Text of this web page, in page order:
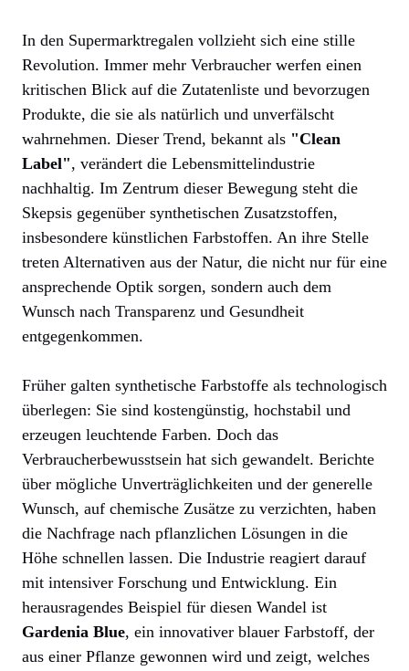
In den Supermarktregalen vollzieht sich eine stille
Revolution. Immer mehr Verbraucher werfen einen
kritischen Blick auf die Zutatenliste und bevorzugen
Produkte, die sie als natürlich und unverfälscht
wahrnehmen. Dieser Trend, bekannt als "Clean
Label", verändert die Lebensmittelindustrie
nachhaltig. Im Zentrum dieser Bewegung steht die
Skepsis gegenüber synthetischen Zusatzstoffen,
insbesondere künstlichen Farbstoffen. An ihre Stelle
treten Alternativen aus der Natur, die nicht nur für eine
ansprechende Optik sorgen, sondern auch dem
Wunsch nach Transparenz und Gesundheit
entgegenkommen.
Früher galten synthetische Farbstoffe als technologisch
überlegen: Sie sind kostengünstig, hochstabil und
erzeugen leuchtende Farben. Doch das
Verbraucherbewusstsein hat sich gewandelt. Berichte
über mögliche Unverträglichkeiten und der generelle
Wunsch, auf chemische Zusätze zu verzichten, haben
die Nachfrage nach pflanzlichen Lösungen in die
Höhe schnellen lassen. Die Industrie reagiert darauf
mit intensiver Forschung und Entwicklung. Ein
herausragendes Beispiel für diesen Wandel ist
Gardenia Blue, ein innovativer blauer Farbstoff, der
aus einer Pflanze gewonnen wird und zeigt, welches